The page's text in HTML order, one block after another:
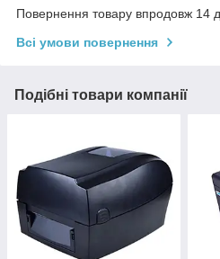
Повернення товару впродовж 14
Всі умови повернення
Подібні товари компанії